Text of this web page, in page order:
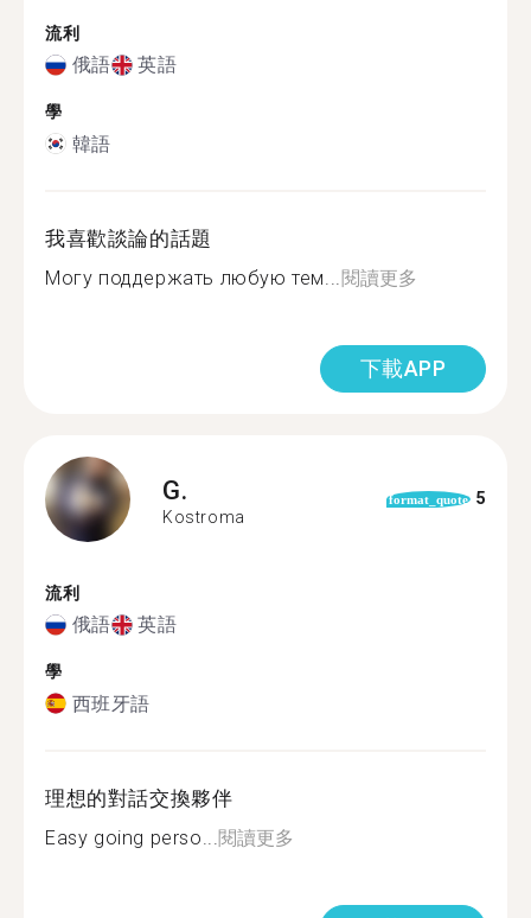
流利
俄語 英語
學
韓語
我喜歡談論的話題
Могу поддержать любую тем... 閱讀更多
下載APP
G.
Kostroma
format_quote 5
流利
俄語 英語
學
西班牙語
理想的對話交換夥伴
Easy going perso... 閱讀更多